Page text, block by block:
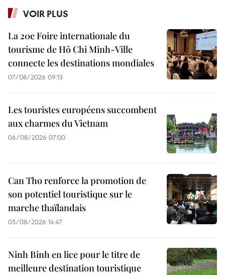
VOIR PLUS
La 20e Foire internationale du
tourisme de Hô Chi Minh-Ville
connecte les destinations mondiales
07/08/2026 09:13
Les touristes européens succombent
aux charmes du Vietnam
06/08/2026 07:00
Can Tho renforce la promotion de
son potentiel touristique sur le
marche thaïlandais
05/08/2026 14:47
Ninh Binh en lice pour le titre de
meilleure destination touristique